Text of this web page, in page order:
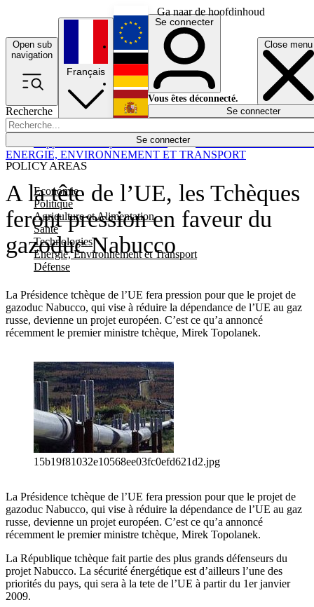
Ga naar de hoofdinhoud
Open sub
navigation
Close menu
Recherche
Se connecter
POLICY AREAS
Economie
Politique
Agriculture et Alimentation
Santé
Technologies
Energie, Environnement et Transport
Défense
Économie
Français
English
Deutsch
Español
Se connecter
Vous êtes déconnecté.
Se connecter
A la tête de l’UE, les Tchèques
feront pression en faveur du
gazoduc Nabucco
La Présidence tchèque de l’UE fera pression pour que le projet de
gazoduc Nabucco, qui vise à réduire la dépendance de l’UE au gaz
russe, devienne un projet européen. C’est ce qu’a annoncé
récemment le premier ministre tchèque, Mirek Topolanek.
ENERGIE, ENVIRONNEMENT ET TRANSPORT
15b19f81032e10568ee03fc0efd621d2.jpg
La Présidence tchèque de l’UE fera pression pour que le projet de
gazoduc Nabucco, qui vise à réduire la dépendance de l’UE au gaz
russe, devienne un projet européen. C’est ce qu’a annoncé
récemment le premier ministre tchèque, Mirek Topolanek.
La République tchèque fait partie des plus grands défenseurs du
projet Nabucco. La sécurité énergétique est d’ailleurs l’une des
priorités du pays, qui sera à la tete de l’UE à partir du 1er janvier
2009.